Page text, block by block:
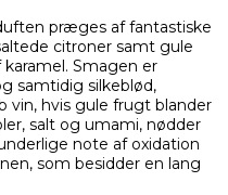
præges af fantastiske
citroner samt gule
Smagen er
samtidig silkeblød,
vin, hvis gule frugt blander
salt og umami, nødder
note af oxidation
som besidder en lang